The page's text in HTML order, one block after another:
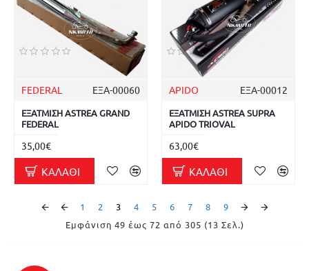
FEDERAL ΕΞΑ-00060
ΕΞΑΤΜΙΣΗ ASTREA GRAND
FEDERAL
35,00€
ΚΑΛΆΘΙ
APIDO ΕΞΑ-00012
ΕΞΑΤΜΙΣΗ ASTREA SUPRA
APIDO TRIOVAL
63,00€
ΚΑΛΆΘΙ
1 2 3 4 5 6 7 8
9
Εμφάνιση 49 έως 72 από 305 (13 Σελ.)